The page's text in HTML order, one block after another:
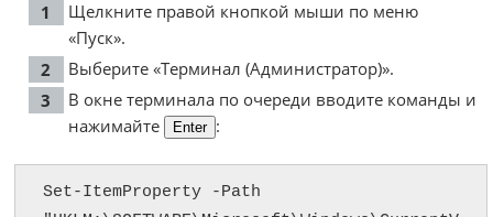
Щелкните правой кнопкой мыши по меню
«Пуск».
Выберите «Терминал (Администратор)».
В окне терминала по очереди вводите команды и
нажимайте
Enter :
Set-ItemProperty -Path